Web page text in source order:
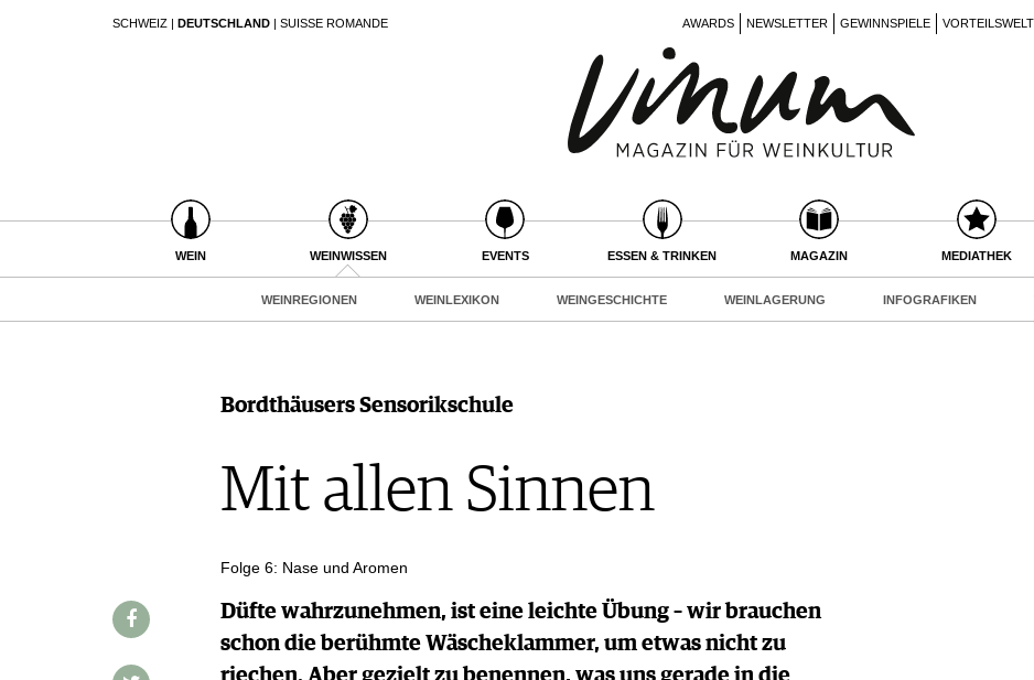
WINZER
WEINE DES MONATS
TRINKREIFETABELLE
WEINLEXIKON
WEINLAGERUNG
WEINREISEN
KLARTEXT
BILDSTRECKEN
WEINWIRTSCHAFT
SCHWEIZ | DEUTSCHLAND | SUISSE ROMANDE AWARDS NEWSLETTER GEWINNSPIELE VORTEILSWELT
WEIN WEINWISSEN EVENTS ESSEN & TRINKEN MAGAZIN MEDIATHEK
WEINREGIONEN WEINLEXIKON WEINGESCHICHTE WEINLAGERUNG INFOGRAFIKEN
Bordthäusers Sensorikschule
Mit allen Sinnen
Folge 6: Nase und Aromen
Düfte wahrzunehmen, ist eine leichte Übung – wir brauchen
schon die berühmte Wäscheklammer, um etwas nicht zu